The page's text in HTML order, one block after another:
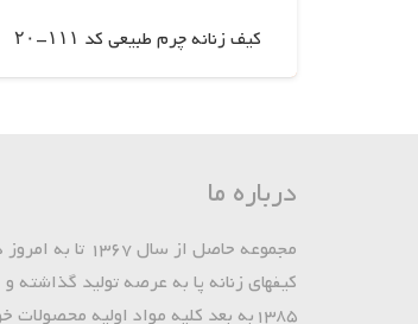
کیف زنانه چرم طبیعی کد ۱۱۱-۲۰
اطلاعات بیشتر
درباره ما
مجموعه حاصل از سال 1367
کیفهای زنانه پا به عرصه تولید گذاشته
1385به بعد کلیه مواد اولیه